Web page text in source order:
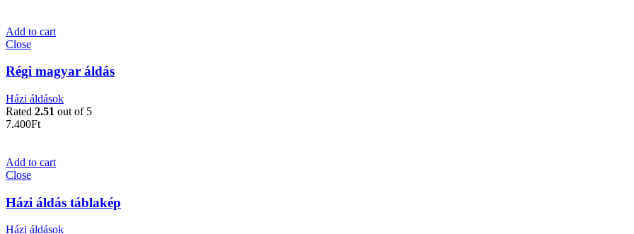
Add to cart
Close
Régi magyar áldás
Házi áldások
Rated 2.51 out of 5
7.400Ft
Add to cart
Close
Házi áldás táblakép
Házi áldások